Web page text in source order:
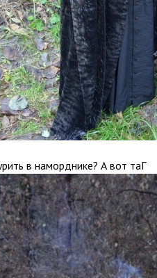
в наморднике? А вот таГ